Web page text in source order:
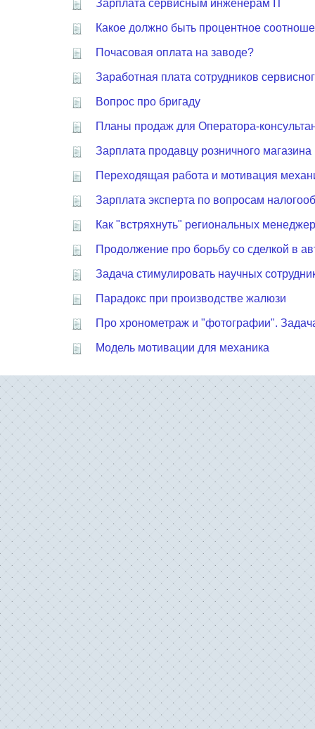
Зарплата сервисным инженерам IT
Какое должно быть процентное
Почасовая оплата на заводе?
Заработная плата сотрудников
Вопрос про бригаду
Планы продаж для Оператора-
Зарплата продавцу розничного магазина
Переходящая работа и мотивация
Зарплата эксперта по вопросам
Как "встряхнуть" региональных
Продолжение про борьбу со сделкой в
Задача стимулировать научных
Парадокс при производстве жалюзи
Про хронометраж и "фотографии".
Модель мотивации для механика